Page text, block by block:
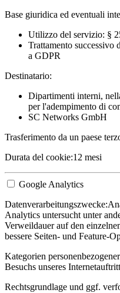
Base giuridica ed eventuali
Utilizzo del servizio: §
Trattamento successivo
a GDPR
Destinatario:
Dipartimenti interni,
per l'adempimento di
SC Networks GmbH
Trasferimento da un paese
Durata del cookie:12 mesi
Google Analytics
Datenverarbeitungszwecke:
Analytics untersucht unter
Verweildauer auf den
bessere Seiten- und Feature-
Kategorien
Besuchs unseres
Rechtsgrundlage und ggf.